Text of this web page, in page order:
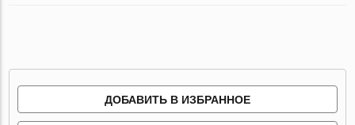
ДОБАВИТЬ В ИЗБРАННОЕ